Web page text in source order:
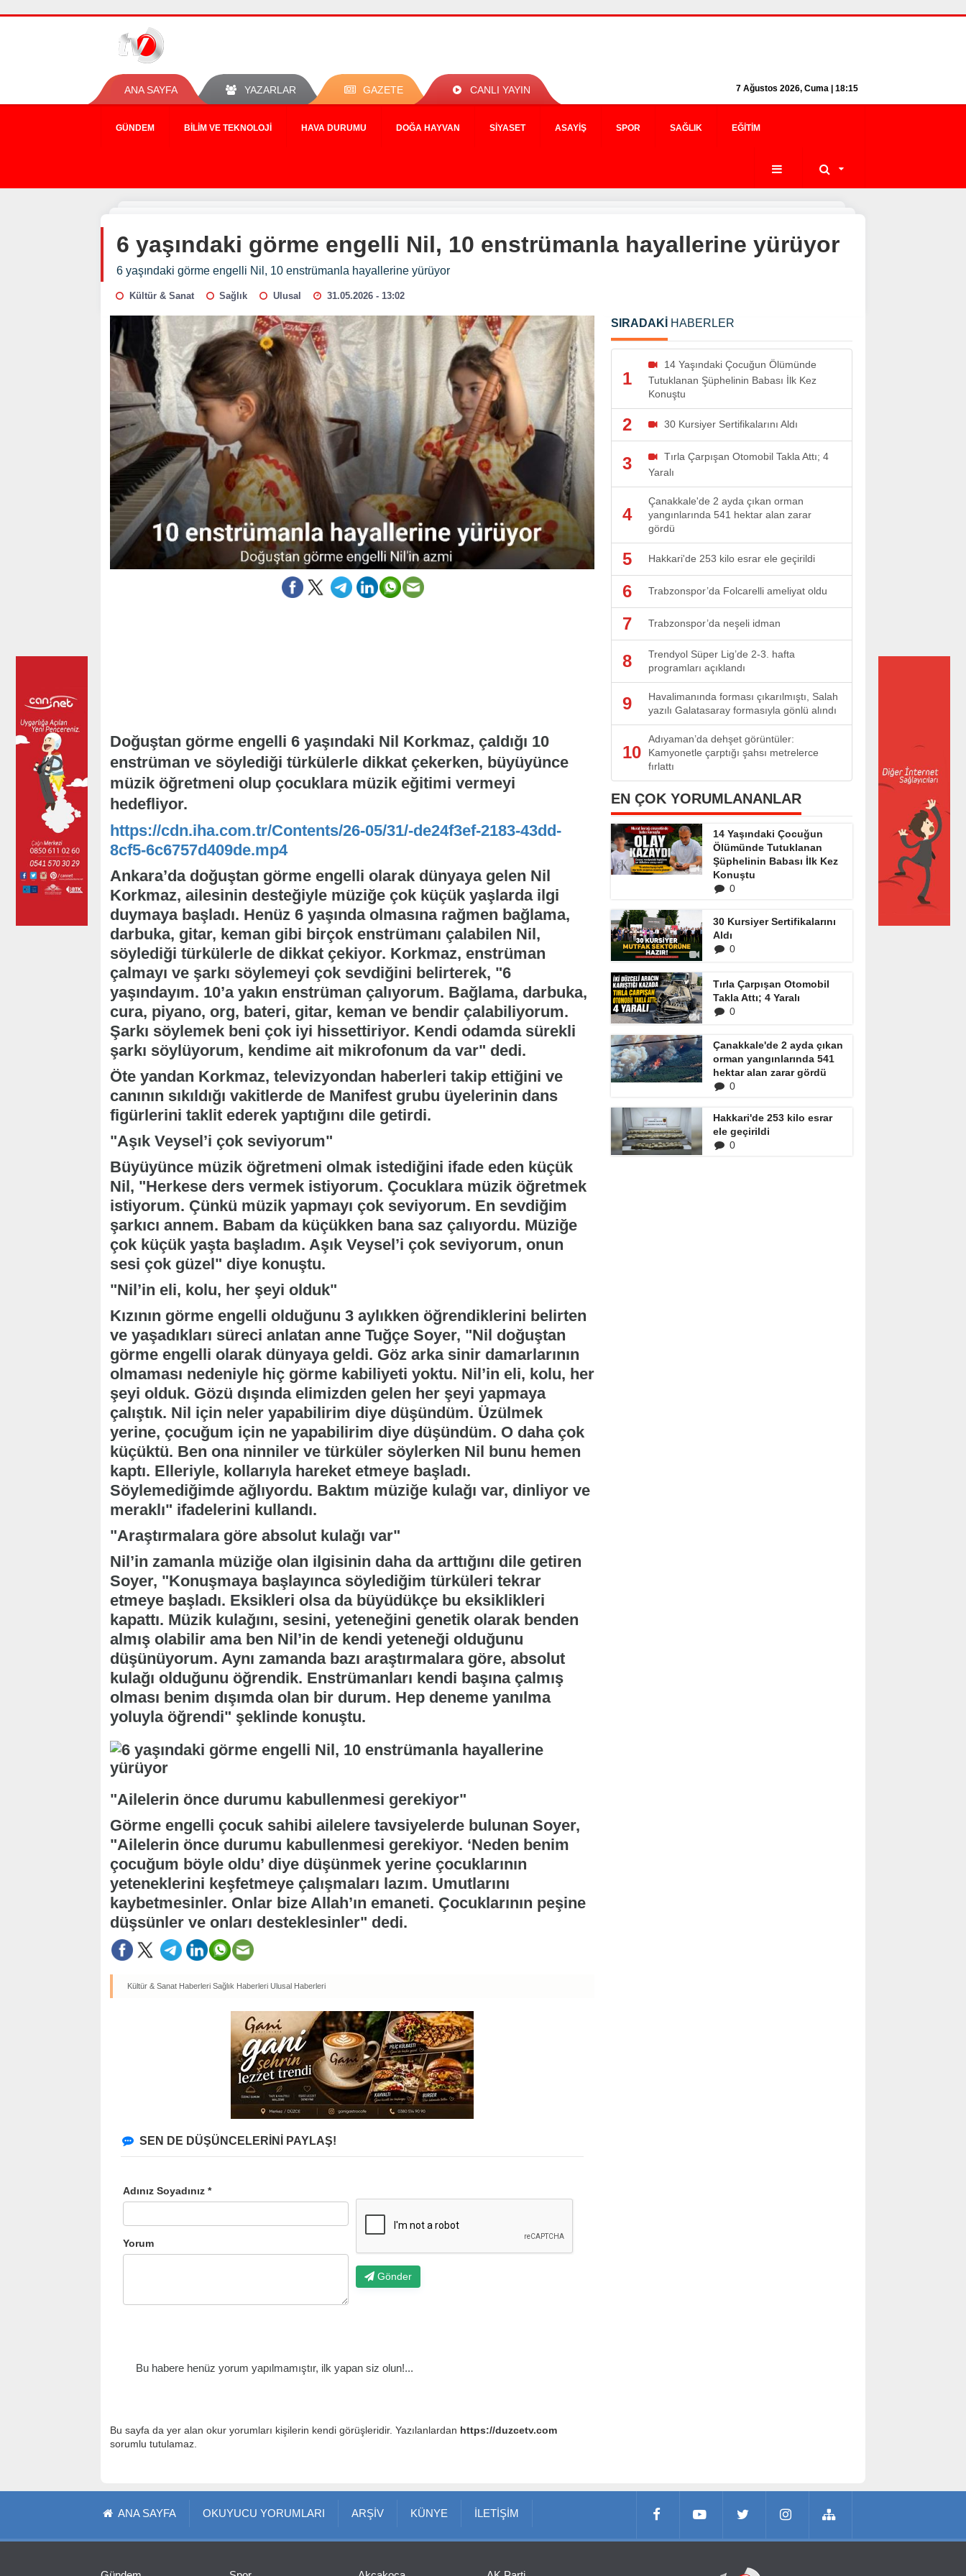
ANA SAYFA YAZARLAR GAZETE CANLI YAYIN 7 Ağustos 2026, Cuma | 18:15
GÜNDEM BILIM VE TEKNOLOJI HAVA DURUMU DOĞA HAYVAN SIYASET ASAYIŞ SPOR SAĞLIK EĞITIM
6 yaşındaki görme engelli Nil, 10 enstrümanla hayallerine yürüyor
6 yaşındaki görme engelli Nil, 10 enstrümanla hayallerine yürüyor
Kültür & Sanat Sağlık Ulusal 31.05.2026 - 13:02
Doğuştan görme engelli 6 yaşındaki Nil Korkmaz, çaldığı 10
enstrüman ve söylediği türkülerle dikkat çekerken, büyüyünce
müzik öğretmeni olup çocuklara müzik eğitimi vermeyi
hedefliyor.
https://cdn.iha.com.tr/Contents/26-05/31/-de24f3ef-2183-43dd-
8cf5-6c6757d409de.mp4
Ankara’da doğuştan görme engelli olarak dünyaya gelen Nil
Korkmaz, ailesinin desteğiyle müziğe çok küçük yaşlarda ilgi
duymaya başladı. Henüz 6 yaşında olmasına rağmen bağlama,
darbuka, gitar, keman gibi birçok enstrümanı çalabilen Nil,
söylediği türkülerle de dikkat çekiyor. Korkmaz, enstrüman
çalmayı ve şarkı söylemeyi çok sevdiğini belirterek, "6
yaşındayım. 10’a yakın enstrüman çalıyorum. Bağlama, darbuka,
cura, piyano, org, bateri, gitar, keman ve bendir çalabiliyorum.
Şarkı söylemek beni çok iyi hissettiriyor. Kendi odamda sürekli
şarkı söylüyorum, kendime ait mikrofonum da var" dedi.
Öte yandan Korkmaz, televizyondan haberleri takip ettiğini ve
canının sıkıldığı vakitlerde de Manifest grubu üyelerinin dans
figürlerini taklit ederek yaptığını dile getirdi.
"Aşık Veysel’i çok seviyorum"
Büyüyünce müzik öğretmeni olmak istediğini ifade eden küçük
Nil, "Herkese ders vermek istiyorum. Çocuklara müzik öğretmek
istiyorum. Çünkü müzik yapmayı çok seviyorum. En sevdiğim
şarkıcı annem. Babam da küçükken bana saz çalıyordu. Müziğe
çok küçük yaşta başladım. Aşık Veysel’i çok seviyorum, onun
sesi çok güzel" diye konuştu.
"Nil’in eli, kolu, her şeyi olduk"
Kızının görme engelli olduğunu 3 aylıkken öğrendiklerini belirten
ve yaşadıkları süreci anlatan anne Tuğçe Soyer, "Nil doğuştan
görme engelli olarak dünyaya geldi. Göz arka sinir damarlarının
olmaması nedeniyle hiç görme kabiliyeti yoktu. Nil’in eli, kolu, her
şeyi olduk. Gözü dışında elimizden gelen her şeyi yapmaya
çalıştık. Nil için neler yapabilirim diye düşündüm. Üzülmek
yerine, çocuğum için ne yapabilirim diye düşündüm. O daha çok
küçüktü. Ben ona ninniler ve türküler söylerken Nil bunu hemen
kaptı. Elleriyle, kollarıyla hareket etmeye başladı.
Söylemediğimde ağlıyordu. Baktım müziğe kulağı var, dinliyor ve
meraklı" ifadelerini kullandı.
"Araştırmalara göre absolut kulağı var"
Nil’in zamanla müziğe olan ilgisinin daha da arttığını dile getiren
Soyer, "Konuşmaya başlayınca söylediğim türküleri tekrar
etmeye başladı. Eksikleri olsa da büyüdükçe bu eksiklikleri
kapattı. Müzik kulağını, sesini, yeteneğini genetik olarak benden
almış olabilir ama ben Nil’in de kendi yeteneği olduğunu
düşünüyorum. Aynı zamanda bazı araştırmalara göre, absolut
kulağı olduğunu öğrendik. Enstrümanları kendi başına çalmış
olması benim dışımda olan bir durum. Hep deneme yanılma
yoluyla öğrendi" şeklinde konuştu.
"Ailelerin önce durumu kabullenmesi gerekiyor"
Görme engelli çocuk sahibi ailelere tavsiyelerde bulunan Soyer,
"Ailelerin önce durumu kabullenmesi gerekiyor. ‘Neden benim
çocuğum böyle oldu’ diye düşünmek yerine çocuklarının
yeteneklerini keşfetmeye çalışmaları lazım. Umutlarını
kaybetmesinler. Onlar bize Allah’ın emaneti. Çocuklarının peşine
düşsünler ve onları desteklesinler" dedi.
Kültür & Sanat Haberleri Sağlık Haberleri Ulusal Haberleri
SEN DE DÜŞÜNCELERİNİ PAYLAŞ!
Adınız Soyadınız *
Yorum
Gönder
Bu habere henüz yorum yapılmamıştır, ilk yapan siz olun!...
Bu sayfa da yer alan okur yorumları kişilerin kendi görüşleridir. Yazılanlardan https://duzcetv.com
sorumlu tutulamaz.
SIRADAKİ HABERLER
1
14 Yaşındaki Çocuğun Ölümünde
Tutuklanan Şüphelinin Babası İlk Kez
Konuştu
2 30 Kursiyer Sertifikalarını Aldı
3
Tırla Çarpışan Otomobil Takla Attı; 4
Yaralı
4
Çanakkale'de 2 ayda çıkan orman
yangınlarında 541 hektar alan zarar
gördü
5 Hakkari'de 253 kilo esrar ele geçirildi
6 Trabzonspor’da Folcarelli ameliyat oldu
7 Trabzonspor’da neşeli idman
8
Trendyol Süper Lig’de 2-3. hafta
programları açıklandı
9
Havalimanında forması çıkarılmıştı, Salah
yazılı Galatasaray formasıyla gönlü alındı
10
Adıyaman’da dehşet görüntüler:
Kamyonetle çarptığı şahsı metrelerce
fırlattı
EN ÇOK YORUMLANANLAR
14 Yaşındaki Çocuğun
Ölümünde Tutuklanan
Şüphelinin Babası İlk Kez
Konuştu
0
30 Kursiyer Sertifikalarını
Aldı
0
Tırla Çarpışan Otomobil
Takla Attı; 4 Yaralı
0
Çanakkale'de 2 ayda çıkan
orman yangınlarında 541
hektar alan zarar gördü
0
Hakkari'de 253 kilo esrar
ele geçirildi
0
ANA SAYFA OKUYUCU YORUMLARI ARŞİV KÜNYE İLETİŞİM